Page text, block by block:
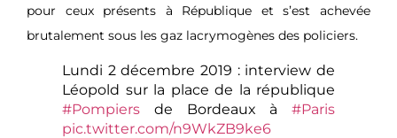
pour ceux présents à République et s’est achevée
brutalement sous les gaz lacrymogènes des policiers.
Lundi 2 décembre 2019 : interview de
Léopold sur la place de la république
#Pompiers de Bordeaux à #Paris
pic.twitter.com/n9WkZB9ke6